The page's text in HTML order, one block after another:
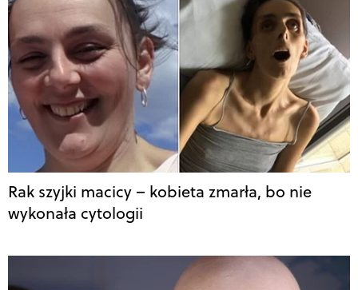
Rak szyjki macicy – kobieta zmarła, bo nie
wykonała cytologii